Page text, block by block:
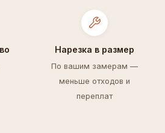
Нарезка в размер
По вашим замерам —
меньше отходов и
переплат